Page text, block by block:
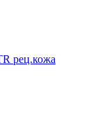
рец.кожа